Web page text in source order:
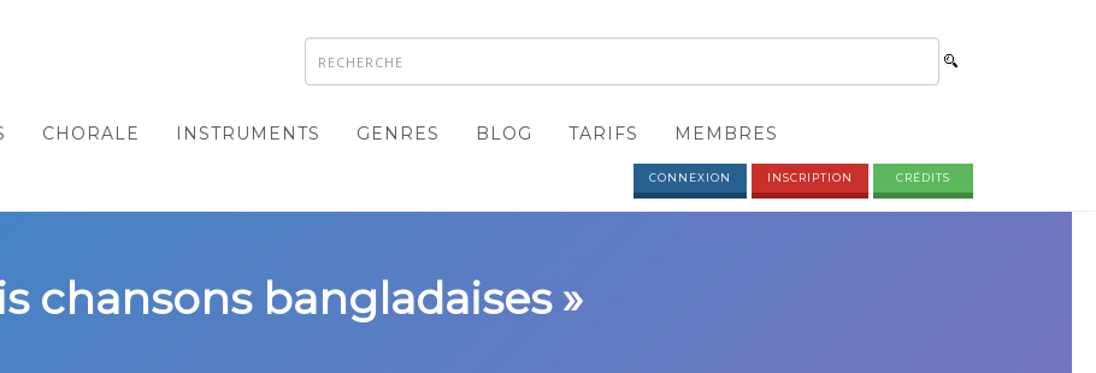
CHORALE INSTRUMENTS GENRES BLOG TARIFS MEMBRES
CONNEXION INSCRIPTION CRÉDITS
chansons bangladaises »